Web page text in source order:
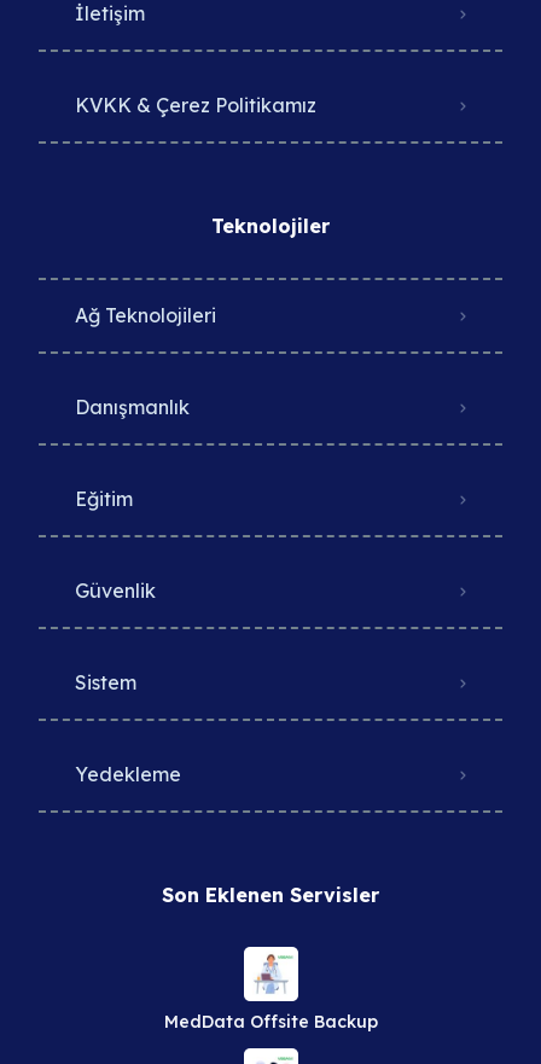
İletişim
KVKK & Çerez Politikamız
Teknolojiler
Ağ Teknolojileri
Danışmanlık
Eğitim
Güvenlik
Sistem
Yedekleme
Son Eklenen Servisler
MedData Offsite Backup